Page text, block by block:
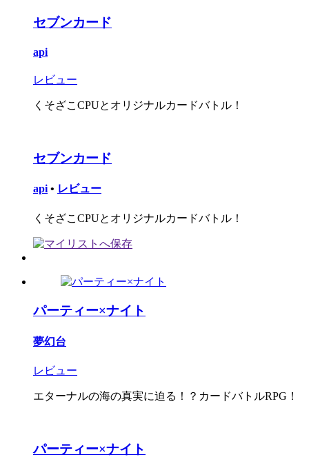
セブンカード
api
レビュー
くそざこCPUとオリジナルカードバトル！
セブンカード
api • レビュー
くそざこCPUとオリジナルカードバトル！
パーティー×ナイト
夢幻台
レビュー
エターナルの海の真実に迫る！？カードバトルRPG！
パーティー×ナイト